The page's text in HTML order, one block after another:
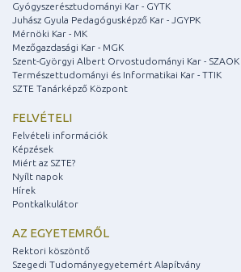
Gyógyszerésztudományi Kar - GYTK
Juhász Gyula Pedagógusképző Kar - JGYPK
Mérnöki Kar - MK
Mezőgazdasági Kar - MGK
Szent-Györgyi Albert Orvostudományi Kar - SZAOK
Természettudományi és Informatikai Kar - TTIK
SZTE Tanárképző Központ
FELVÉTELI
Felvételi információk
Képzések
Miért az SZTE?
Nyílt napok
Hírek
Pontkalkulátor
AZ EGYETEMRŐL
Rektori köszöntő
Szegedi Tudományegyetemért Alapítvány